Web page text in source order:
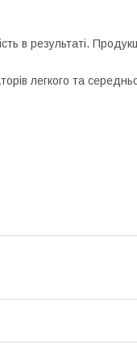
в результаті.
легкого та